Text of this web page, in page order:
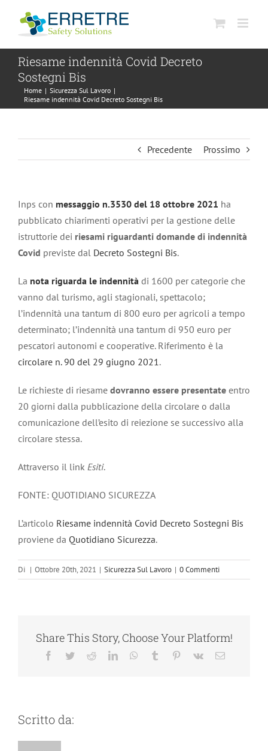
contenuto
Riesame indennità Covid Decreto
Sostegni Bis
Home | Sicurezza Sul Lavoro |
Riesame indennità Covid Decreto Sostegni Bis
Precedente Prossimo
Inps con messaggio n.3530 del 18 ottobre 2021 ha
pubblicato chiarimenti operativi per la gestione delle
istruttorie dei riesami riguardanti domande di indennità
Covid previste dal Decreto Sostegni Bis.
La nota riguarda le indennità di 1600 per categorie che
vanno dal turismo, agli stagionali, spettacolo;
l’indennità una tantum di 800 euro per agricoli a tempo
determinato; l’indennità una tantum di 950 euro per
pescatori autonomi e cooperative. Riferimento è la
circolare n. 90 del 29 giugno 2021.
Le richieste di riesame dovranno essere presentate entro
20 giorni dalla pubblicazione della circolare o dalla
comunicazione dell’esito di reiezione se successivo alla
circolare stessa.
Attraverso il link Esiti.
FONTE: QUOTIDIANO SICUREZZA
L’articolo Riesame indennità Covid Decreto Sostegni Bis
proviene da Quotidiano Sicurezza.
Di | Ottobre 20th, 2021 | Sicurezza Sul Lavoro | 0 Commenti
Share This Story, Choose Your Platform!
Facebook
TwitterRedditLinkedInWhatsApp
Tumblr Pinterest
Vk Email
Scritto da: